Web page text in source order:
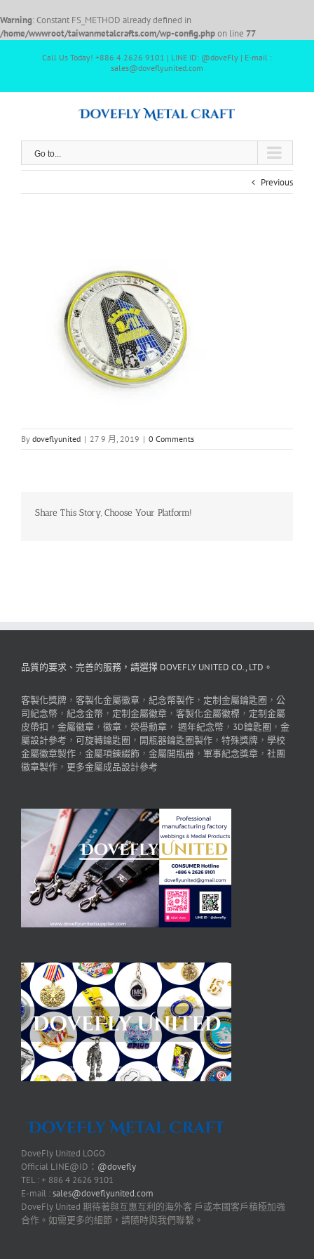
Warning: Constant FS_METHOD already defined in
/home/wwwroot/taiwanmetalcrafts.com/wp-config.phpon line 77
Call Us Today! +886 4 2626 9101 | LINE ID: @doveFly | E-mail :
sales@doveflyunited.com
Go to...
Previous
By doveflyunited | 27 9 月, 2019 | 0 Comments
Share This Story, Choose Your Platform!
品質的要求、完善的服務，請選擇 DOVEFLY UNITED CO., LTD。
客製化獎牌 ， 客製化金屬徽章 ， 紀念幣製作 ， 定制金屬鑰匙圈 ， 公
司紀念幣 ， 紀念金幣 ， 定制金屬徽章 ， 客製化金屬徽標 ， 定制金屬
皮帶扣 ， 金屬徽章 ， 徽章 ， 榮譽勳章 ， 週年紀念幣 ， 3D鑰匙圈 ， 金
屬設計參考 ， 可旋轉鑰匙圈 ， 開瓶器鑰匙圈製作 ， 特殊獎牌 ， 學校
金屬徽章製作 ， 金屬項鍊綴飾 ， 金屬開瓶器 ， 軍事紀念獎章 ， 社團
徽章製作 ， 更多金屬成品設計參考
DoveFly United LOGO
Official LINE@ID： @dovefly
TEL : + 886 4 2626 9101
E-mail :sales@doveflyunited.com
DoveFly United 期待著與互惠互利的海外客 戶或本國客戶積極加強
合作。如需更多的細節，請隨時與我們聯繫。